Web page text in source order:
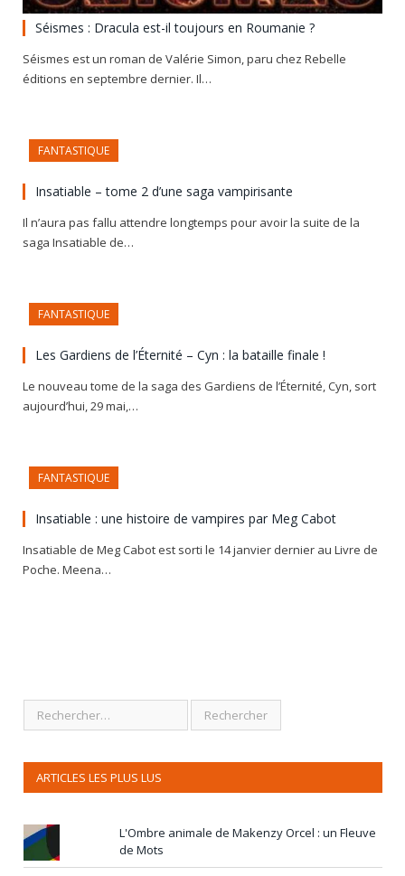
Séismes : Dracula est-il toujours en Roumanie ?
Séismes est un roman de Valérie Simon, paru chez Rebelle
éditions en septembre dernier. Il…
FANTASTIQUE
Insatiable – tome 2 d’une saga vampirisante
Il n’aura pas fallu attendre longtemps pour avoir la suite de la
saga Insatiable de…
FANTASTIQUE
Les Gardiens de l’Éternité – Cyn : la bataille finale !
Le nouveau tome de la saga des Gardiens de l’Éternité, Cyn, sort
aujourd’hui, 29 mai,…
FANTASTIQUE
Insatiable : une histoire de vampires par Meg Cabot
Insatiable de Meg Cabot est sorti le 14 janvier dernier au Livre de
Poche. Meena…
ARTICLES LES PLUS LUS
L'Ombre animale de Makenzy Orcel : un Fleuve
de Mots